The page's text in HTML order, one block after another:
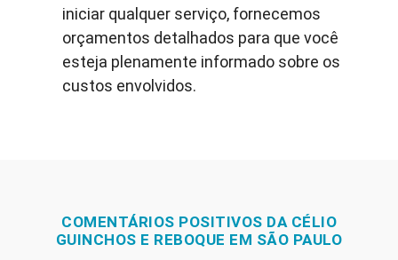
iniciar qualquer serviço, fornecemos
orçamentos detalhados para que você
esteja plenamente informado sobre os
custos envolvidos.
COMENTÁRIOS POSITIVOS DA CÉLIO
GUINCHOS E REBOQUE EM SÃO PAULO